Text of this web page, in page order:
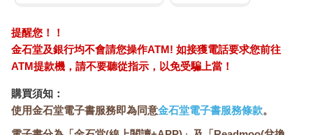
提醒您！！
金石堂及銀行均不會請您操作ATM! 如接獲電話要求您前往
ATM提款機，請不要聽從指示，以免受騙上當！
購買須知：
使用金石堂電子書服務即為同意金石堂電子書服務條款。